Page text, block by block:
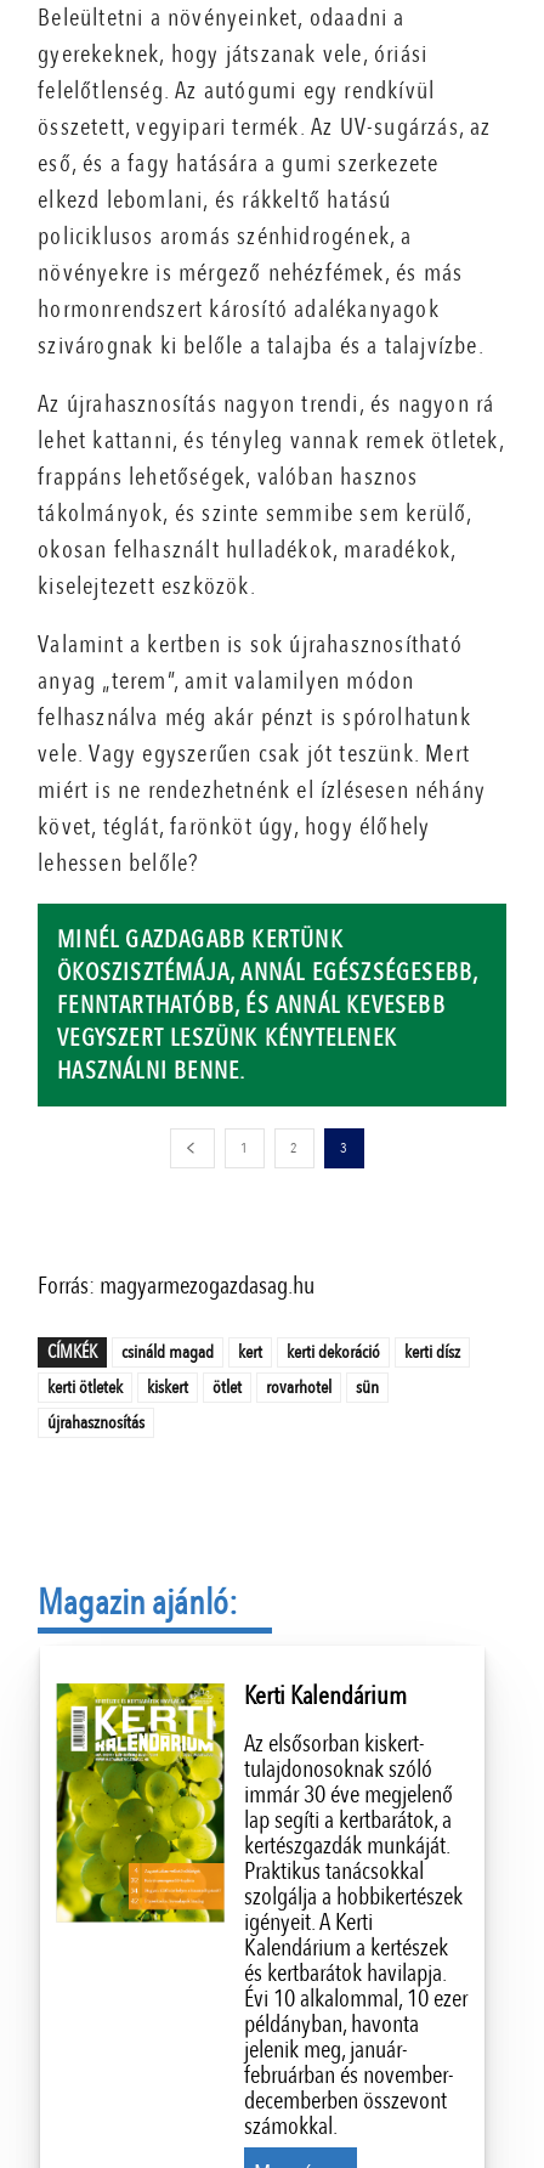
Beleültetni a növényeinket, odaadni a
gyerekeknek, hogy játszanak vele, óriási
felelőtlenség. Az autógumi egy rendkívül
összetett, vegyipari termék. Az UV-sugárzás, az
eső, és a fagy hatására a gumi szerkezete
elkezd lebomlani, és rákkeltő hatású
policiklusos aromás szénhidrogének, a
növényekre is mérgező nehézfémek, és más
hormonrendszert károsító adalékanyagok
szivárognak ki belőle a talajba és a talajvízbe.
Az újrahasznosítás nagyon trendi, és nagyon rá
lehet kattanni, és tényleg vannak remek ötletek,
frappáns lehetőségek, valóban hasznos
tákolmányok, és szinte semmibe sem kerülő,
okosan felhasznált hulladékok, maradékok,
kiselejtezett eszközök.
Valamint a kertben is sok újrahasznosítható
anyag „terem”, amit valamilyen módon
felhasználva még akár pénzt is spórolhatunk
vele. Vagy egyszerűen csak jót teszünk. Mert
miért is ne rendezhetnénk el ízlésesen néhány
követ, téglát, farönköt úgy, hogy élőhely
lehessen belőle?
MINÉL GAZDAGABB KERTÜNK
ÖKOSZISZTÉMÁJA, ANNÁL EGÉSZSÉGESEBB,
FENNTARTHATÓBB, ÉS ANNÁL KEVESEBB
VEGYSZERT LESZÜNK KÉNYTELENEK
HASZNÁLNI BENNE.
1 2 3
Forrás: magyarmezogazdasag.hu
CÍMKÉK csináld magad kert kerti dekoráció
kerti dísz
kerti ötletek
kiskert ötlet rovarhotel
sün
újrahasznosítás
Magazin ajánló:
Kerti Kalendárium
Az elsősorban kiskert-
tulajdonosoknak szóló
immár 30 éve megjelenő
lap segíti a kertbarátok, a
kertészgazdák munkáját.
Praktikus tanácsokkal
szolgálja a hobbikertészek
igényeit. A Kerti
Kalendárium a kertészek
és kertbarátok havilapja.
Évi 10 alkalommal, 10 ezer
példányban, havonta
jelenik meg, január-
februárban és november-
decemberben összevont
számokkal.